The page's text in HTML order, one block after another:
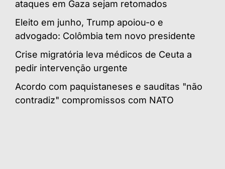
ataques em Gaza sejam retomados
Eleito em junho, Trump apoiou-o e
advogado: Colômbia tem novo presidente
Crise migratória leva médicos de Ceuta a
pedir intervenção urgente
Acordo com paquistaneses e sauditas "não
contradiz" compromissos com NATO